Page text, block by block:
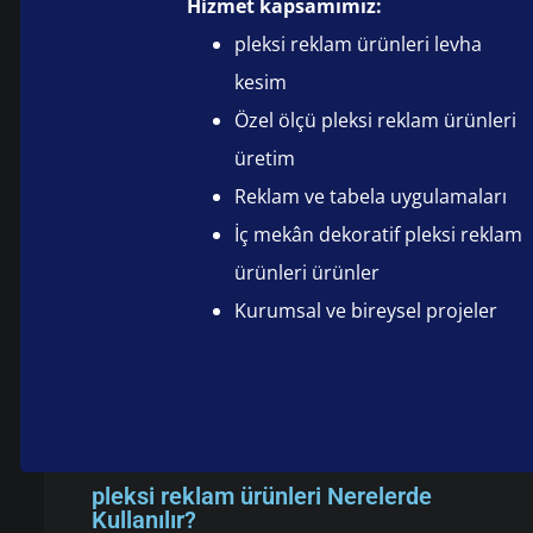
Hizmet kapsamımız:
pleksi reklam ürünleri levha
kesim
Özel ölçü pleksi reklam ürünleri
üretim
Reklam ve tabela uygulamaları
İç mekân dekoratif pleksi reklam
ürünleri ürünler
Kurumsal ve bireysel projeler
pleksi reklam ürünleri Nerelerde
Kullanılır?